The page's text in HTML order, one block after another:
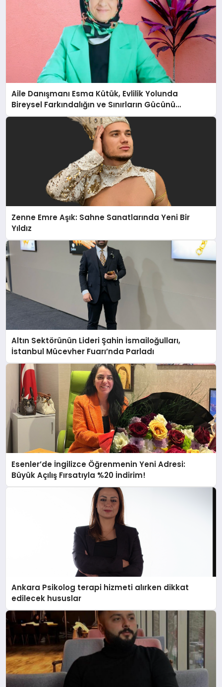
Aile Danışmanı Esma Kütük, Evlilik Yolunda
Bireysel Farkındalığın ve Sınırların Gücünü
Anlatıyor
Zenne Emre Aşık: Sahne Sanatlarında Yeni Bir
Yıldız
Altın Sektörünün Lideri Şahin İsmailoğulları,
İstanbul Mücevher Fuarı’nda Parladı ￼
Esenler’de İngilizce Öğrenmenin Yeni Adresi:
Büyük Açılış Fırsatıyla %20 İndirim!
Ankara Psikolog terapi hizmeti alırken dikkat
edilecek hususlar